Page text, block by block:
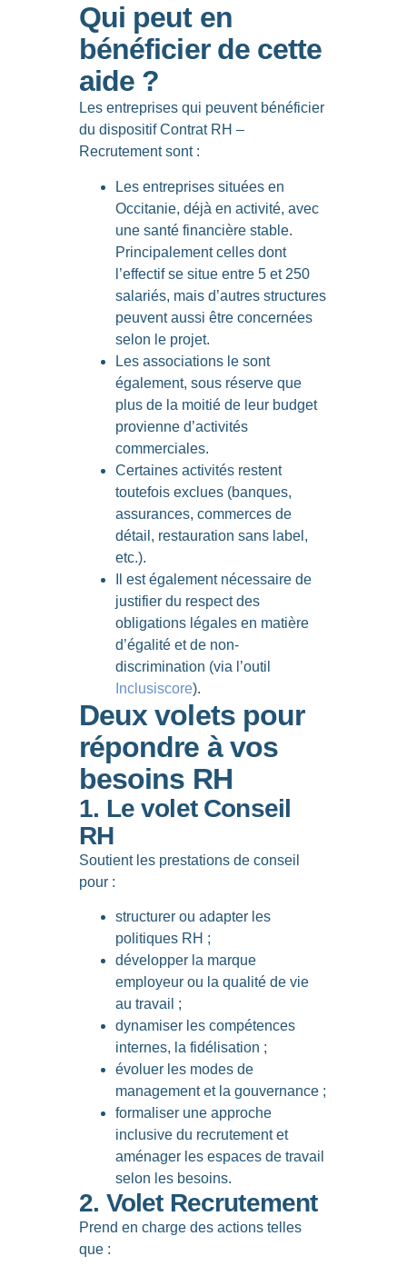
Qui peut en
bénéficier de cette
aide ?
Les entreprises qui peuvent bénéficier
du dispositif Contrat RH –
Recrutement sont :
Lesentreprises situées en
Occitanie,déjà en activité, avec
une santé financière stable.
Principalement celles dont
l’effectif se situe entre 5 et 250
salariés, mais d’autres structures
peuvent aussi être concernées
selon le projet.
Les associations le sont
également, sous réserve que
plus de la moitié de leur budget
provienne d’activités
commerciales.
Certaines activités restent
toutefois exclues (banques,
assurances, commerces de
détail, restauration sans label,
etc.).
Il est également nécessaire de
justifier du respect des
obligations légales en matière
d’égalité et de non-
discrimination (via l’outil
Inclusiscore).
Deux volets pour
répondre à vos
besoins RH
1. Le volet Conseil
RH
Soutient les prestations de conseil
pour :
structurer ou adapter les
politiques RH ;
développer la marque
employeur ou la qualité de vie
au travail ;
dynamiser les compétences
internes, la fidélisation ;
évoluer les modes de
management et la gouvernance ;
formaliser une approche
inclusive du recrutement et
aménager les espaces de travail
selon les besoins.
2. Volet Recrutement
Prend en charge des actions telles
que :